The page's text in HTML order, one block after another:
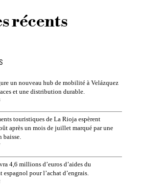
récents
un nouveau hub de mobilité à Velázquez
et une distribution durable.
touristiques de La Rioja espèrent
après un mois de juillet marqué par une
baisse.
4,6 millions d’euros d’aides du
espagnol pour l’achat d’engrais.